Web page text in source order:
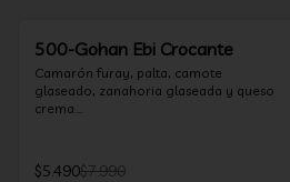
500-Gohan Ebi Crocante
Camarón furay, palta, camote
glaseado, zanahoria glaseada y queso
crema.
$5.490$7.990